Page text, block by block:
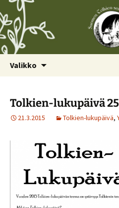
Valikko
Tolkien-lukupäivä
21.3.2015 Tolkien-lukupäivä,